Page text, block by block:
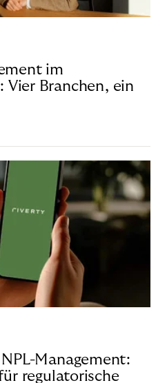
im
Vier Branchen, ein
Management:
regulatorische